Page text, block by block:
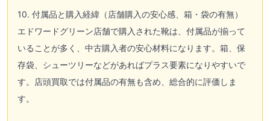
10. 付属品と購入経緯（店舗購入の安心感、箱・袋の有無）
エドワードグリーン店舗で購入された靴は、付属品が揃って
いることが多く、中古購入者の安心材料になります。箱、保
存袋、シューツリーなどがあればプラス要素になりやすいで
す。店頭買取では付属品の有無も含め、総合的に評価しま
す。